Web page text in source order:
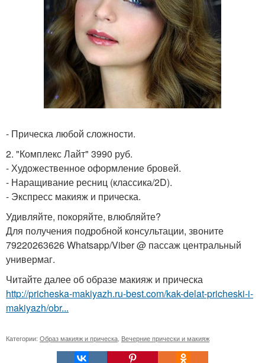
- Прическа любой сложности.
2. "Комплекс Лайт" 3990 руб.
- Художественное оформление бровей.
- Наращивание ресниц (классика/2D).
- Экспресс макияж и прическа.
Удивляйте, покоряйте, влюбляйте?
Для получения подробной консультации, звоните
79220263626 Whatsapp/Viber @ пассаж центральный
универмаг.
Читайте далее об образе макияж и прическа
http://pricheska-makiyazh.ru-best.com/kak-delat-pricheski-i-
makiyazh/obr...
Категории: Образ макияж и прическа Вечерние прически и макияж